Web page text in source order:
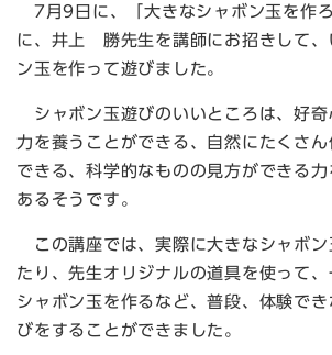
7月9日に、「大きなシャボン玉を作
に、井上 勝先生を講師にお招きして、
ン玉を作って遊びました。
シャボン玉遊びのいいところは、好奇
力を養うことができる、自然にたくさ
できる、科学的なものの見方ができる
あるそうです。
この講座では、実際に大きなシャボン
たり、先生オリジナルの道具を使って
シャボン玉を作るなど、普段、体験で
びをすることができました。